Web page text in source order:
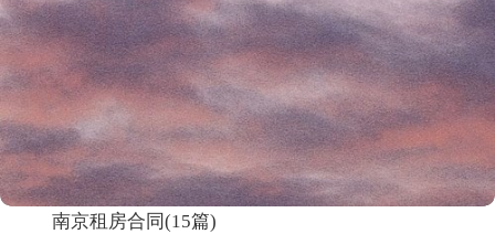
南京租房合同(15篇)